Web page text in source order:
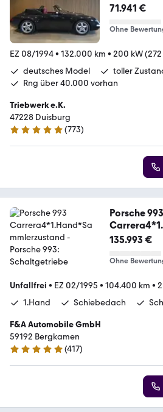
71.941 €
Ohne
EZ 08/1994• 132.000 km • 200 kW (272
deutsches Model
toller
Rng über 40.000 vorhan
Triebwerk e.K.
47228 Duisburg
4.9 Sterne
(773)
Porsche 993
d
135.993 €
Ohne
Unfallfrei • EZ 02/1995 • 104.400 km •
1.Hand
Schiebedach
F&A Automobile GmbH
59192 Bergkamen
4.9 Sterne
(417)